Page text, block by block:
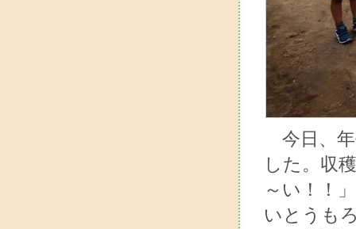
今日、年
した。収
～い！！
いとうも